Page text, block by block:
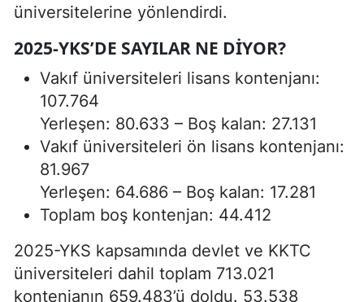
üniversitelerine yönlendirdi.
2025-YKS’DE SAYILAR NE DIYOR?
Vakıf üniversiteleri lisans kontenjanı:
107.764
Yerleşen: 80.633 – Boş kalan: 27.131
Vakıf üniversiteleri ön lisans kontenjanı:
81.967
Yerleşen: 64.686 – Boş kalan: 17.281
Toplam boş kontenjan: 44.412
2025-YKS kapsamında devlet ve KKTC
üniversiteleri dahil toplam 713.021
kontenjanın 659.483’ü doldu. 53.538